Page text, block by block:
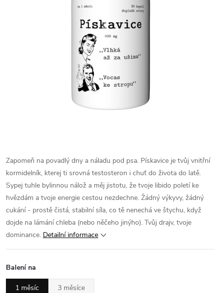
Zapomeň na povadlý dny a náladu pod psa. Pískavice je tvůj vnitřní
kormidelník, kterej ti srovná testosteron i chuť do života do latě.
Sypej tuhle bylinnou nálož a měj jistotu, že tvoje libido poletí ke
hvězdám a tvoje energie cestou nezdechne. Žádný výkyvy, žádný
cukání - prostě čistá, stabilní síla, co tě nenechá ve štychu, když
dojde na lámání chleba (nebo něčeho jinýho). Tvůj drajv, tvoje
dominance. Detailní informace
Balení na
1 měsíc 3 měsíce